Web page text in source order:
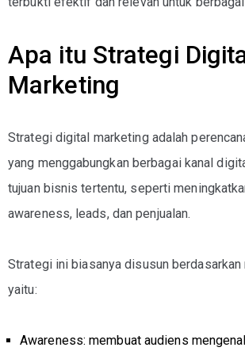
Apa itu Strategi
Marketing
Strategi digital marketing adalah
yang menggabungkan berbagai kanal
tujuan bisnis tertentu, seperti
awareness, leads, dan penjualan.
Strategi ini biasanya disusun berdasarkan
yaitu:
Awareness: membuat audiens